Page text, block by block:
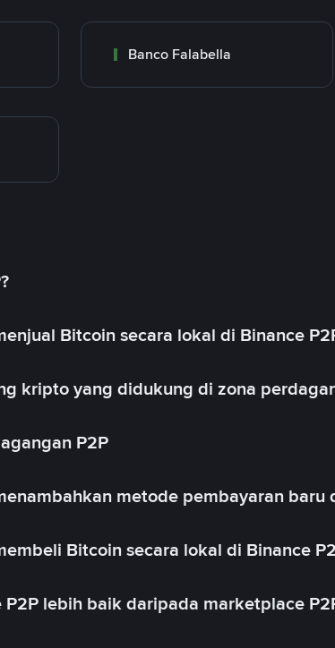
Banco Falabella
Bitcoin secara lokal di Binance
kripto yang didukung di zona
P2P
metode pembayaran baru
Bitcoin secara lokal di Binance
lebih baik daripada marketplace